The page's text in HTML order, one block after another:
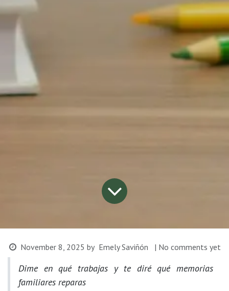
November 8, 2025 by Emely Saviñón | No comments yet
Dime en qué trabajas y te diré qué memorias
familiares reparas